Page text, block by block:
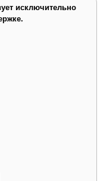
исключительно